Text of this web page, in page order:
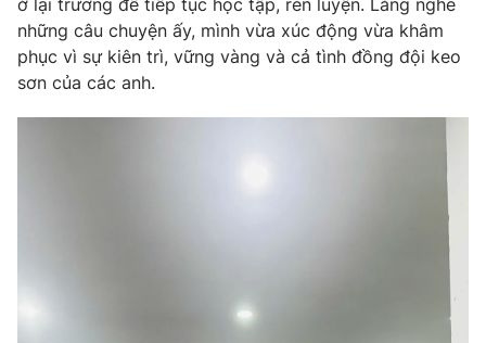
ở lại trường để tiếp tục học tập, rèn luyện. Lắng nghe
những câu chuyện ấy, mình vừa xúc động vừa khâm
phục vì sự kiên trì, vững vàng và cả tình đồng đội keo
sơn của các anh.